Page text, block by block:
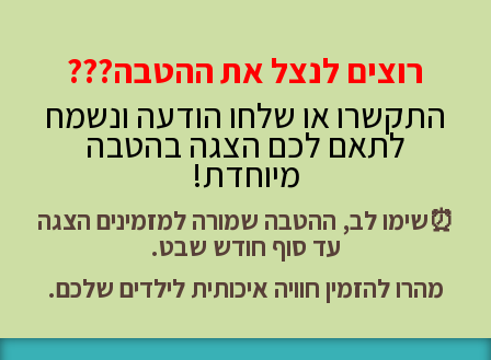
רוצים לנצל את ההטבה???
התקשרו או שלחו הודעה ונשמח
לתאם לכם הצגה בהטבה
מיוחדת!
⏰שימו לב, ההטבה שמורה למזמינים הצגה
עד סוף חודש שבט.
מהרו להזמין חוויה איכותית לילדים שלכם.